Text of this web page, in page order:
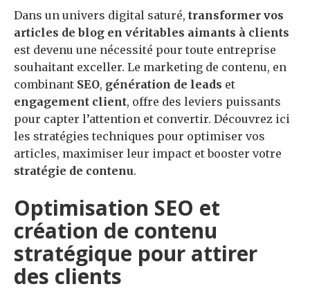
Dans un univers digital saturé, transformer vos
articles de blog en véritables aimants à clients
est devenu une nécessité pour toute entreprise
souhaitant exceller. Le marketing de contenu, en
combinant SEO, génération de leads et
engagement client, offre des leviers puissants
pour capter l’attention et convertir. Découvrez ici
les stratégies techniques pour optimiser vos
articles, maximiser leur impact et booster votre
stratégie de contenu.
Optimisation SEO et
création de contenu
stratégique pour attirer
des clients